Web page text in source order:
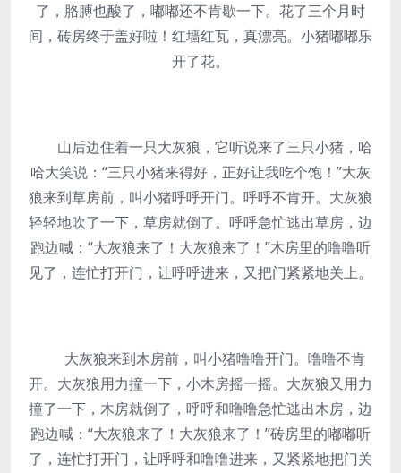
了，胳膊也酸了，嘟嘟还不肯歇一下。花了三个月时
间，砖房终于盖好啦！红墙红瓦，真漂亮。小猪嘟嘟乐
开了花。
山后边住着一只大灰狼，它听说来了三只小猪，哈
哈大笑说：“三只小猪来得好，正好让我吃个饱！”大灰
狼来到草房前，叫小猪呼呼开门。呼呼不肯开。大灰狼
轻轻地吹了一下，草房就倒了。呼呼急忙逃出草房，边
跑边喊：“大灰狼来了！大灰狼来了！”木房里的噜噜听
见了，连忙打开门，让呼呼进来，又把门紧紧地关上。
大灰狼来到木房前，叫小猪噜噜开门。噜噜不肯
开。大灰狼用力撞一下，小木房摇一摇。大灰狼又用力
撞了一下，木房就倒了，呼呼和噜噜急忙逃出木房，边
跑边喊：“大灰狼来了！大灰狼来了！”砖房里的嘟嘟听
了，连忙打开门，让呼呼和噜噜进来，又紧紧地把门关